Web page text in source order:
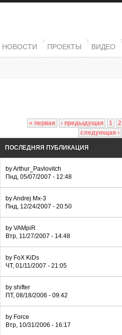
НОВОСТИ ПРОЕКТЫ ВИДЕО
« первая ‹ предыдущая 1 2
следующая ›
ПОСЛЕДНЯЯ ПУБЛИКАЦИЯ
byArthur_Pavlovitch
Пнд, 05/07/2007 - 12:48
byAndrej Mx-3
Пнд, 12/24/2007 - 20:50
by VAMpiR
Втр, 11/27/2007 - 14:48
by FoX KiDs
ЧТ, 01/11/2007 - 21:05
by shifter
ПТ, 08/18/2006 - 09:42
by Force
Втр, 10/31/2006 - 16:17